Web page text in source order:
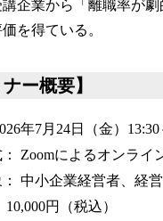
企業から「離職率が
を得ている。
ー概要】
年7月24日（金）13:30
Zoomによるオンライ
中小企業経営者、経
円（税込）